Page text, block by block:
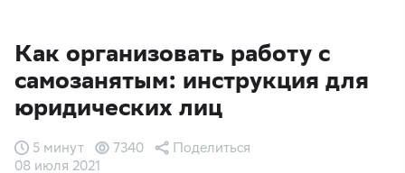
Как организовать работу с
самозанятым: инструкция для
юридических лиц
08 июля 2021
5 минут 7340 Поделиться